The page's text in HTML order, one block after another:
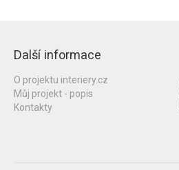
Další informace
O projektu interiery.cz
Můj projekt - popis
Kontakty